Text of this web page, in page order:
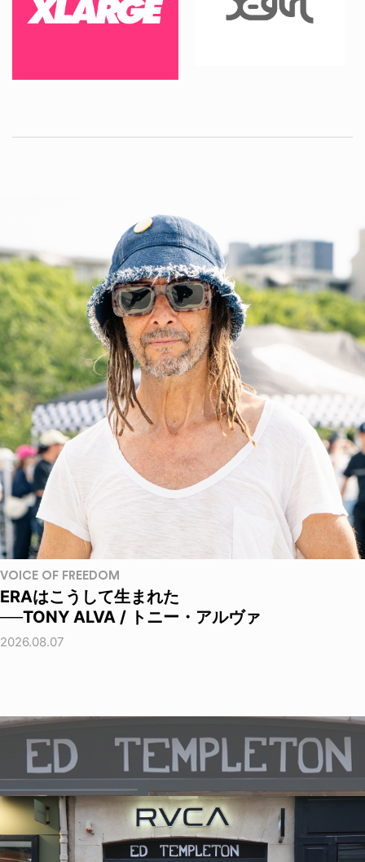
VOICE OF FREEDOM
ERAはこうして生まれた
──TONY ALVA / トニー・アルヴァ
2026.08.07